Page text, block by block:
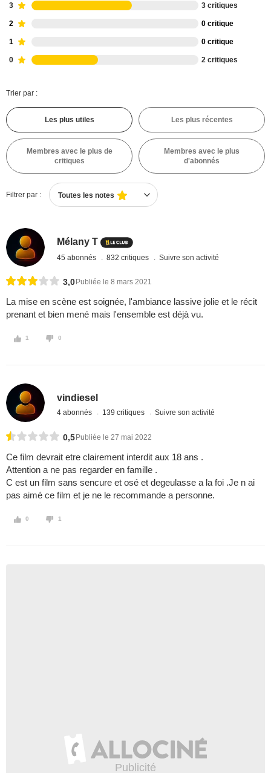
3 3 critiques
2 0 critique
1 0 critique
0 2 critiques
Trier par :
Les plus utiles Les plus récentes
Membres avec le plus de
critiques
Membres avec le plus
d'abonnés
Filtrer par : Toutes les notes
Mélany T
45 abonnés 832 critiques Suivre son activité
3,0 Publiée le 8 mars 2021
La mise en scène est soignée, l'ambiance lassive jolie et le récit
prenant et bien mené mais l'ensemble est déjà vu.
1 0
vindiesel
4 abonnés 139 critiques Suivre son activité
0,5 Publiée le 27 mai 2022
Ce film devrait etre clairement interdit aux 18 ans .
Attention a ne pas regarder en famille .
C est un film sans sencure et osé et degeulasse a la foi .Je n ai
pas aimé ce film et je ne le recommande a personne.
0 1